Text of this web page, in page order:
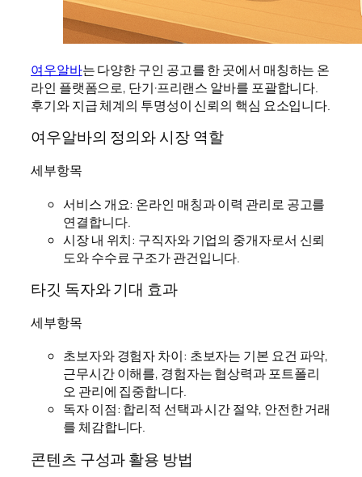
여우알바는 다양한 구인 공고를 한 곳에서 매칭하는 온
라인 플랫폼으로, 단기·프리랜스 알바를 포괄합니다.
후기와 지급 체계의 투명성이 신뢰의 핵심 요소입니다.
여우알바의 정의와 시장 역할
세부항목
서비스 개요: 온라인 매칭과 이력 관리로 공고를
연결합니다.
시장 내 위치: 구직자와 기업의 중개자로서 신뢰
도와 수수료 구조가 관건입니다.
타깃 독자와 기대 효과
세부항목
초보자와 경험자 차이: 초보자는 기본 요건 파악,
근무시간 이해를, 경험자는 협상력과 포트폴리
오 관리에 집중합니다.
독자 이점: 합리적 선택과 시간 절약, 안전한 거래
를 체감합니다.
콘텐츠 구성과 활용 방법